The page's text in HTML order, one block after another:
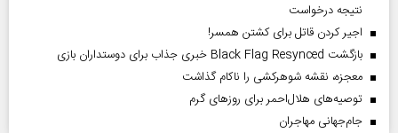
نتیجه درخواست
اجیر کردن قاتل برای کشتن همسر!
بازگشت Black Flag Resynced خبری جذاب برای دوستداران بازی
معجزه، نقشه شوهرکشی را ناکام گذاشت
توصیه‌های هلال‌احمر برای روز‌های گرم
جام‌جهانی مهاجران